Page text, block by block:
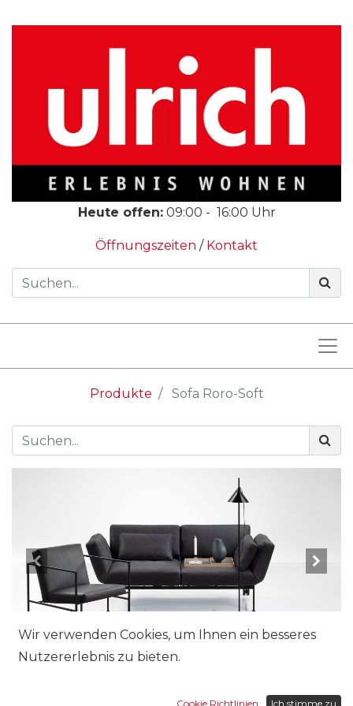
Heute offen: 09:00 - 16:00 Uhr
Öffnungszeiten / Kontakt
Produkte Sofa Roro-Soft
Wir verwenden Cookies, um Ihnen ein besseres
Nutzererlebnis zu bieten.
Cookie Richtlinien Ich stimme zu